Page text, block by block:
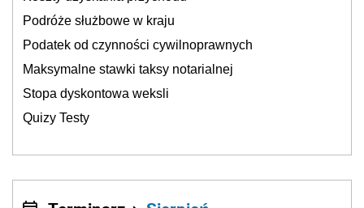
Podróże służbowe w kraju
Podatek od czynności cywilnoprawnych
Maksymalne stawki taksy notarialnej
Stopa dyskontowa weksli
Quizy Testy